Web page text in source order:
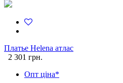
Платье Helena атлас
2 301 грн.
Опт ціна*